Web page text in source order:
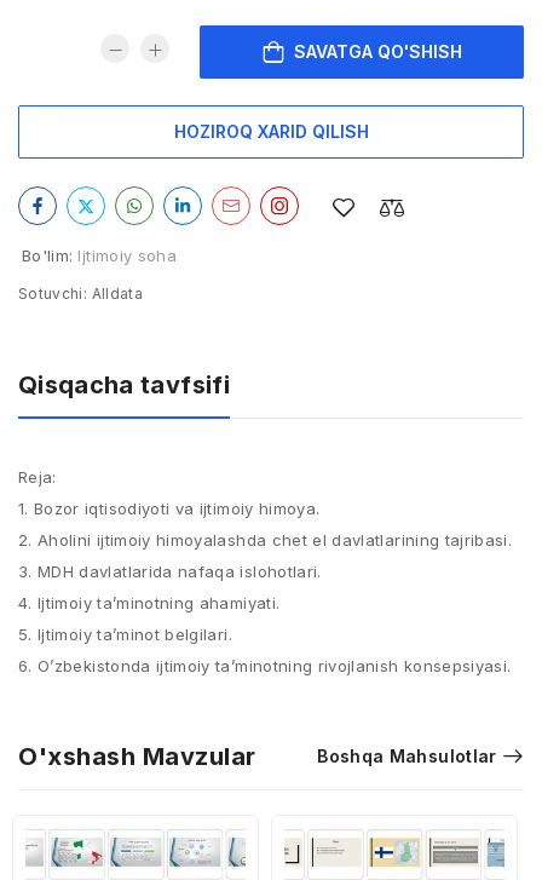
SAVATGA QO'SHISH
HOZIROQ XARID QILISH
Bo'lim: Ijtimoiy soha
Sotuvchi: Alldata
Qisqacha tavfsifi
Reja:
1. Bozor iqtisodiyoti va ijtimoiy himoya.
2. Aholini ijtimoiy himoyalashda chet el davlatlarining tajribasi.
3. MDH davlatlarida nafaqa islohotlari.
4. Ijtimoiy ta’minotning ahamiyati.
5. Ijtimoiy ta’minot belgilari.
6. O’zbekistonda ijtimoiy ta’minotning rivojlanish konsepsiyasi.
O'xshash Mavzular Boshqa Mahsulotlar